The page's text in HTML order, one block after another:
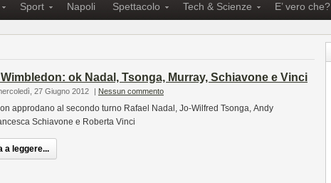
Sport Napoli Spettacolo Tech & Scienze E’ vero che?
ok Nadal, Tsonga, Murray, Schiavone e Vinci
27 Giugno 2012 | Nessun commento
approdano al secondo turno Rafael Nadal, Jo-Wilfred Tsonga, Andy
Schiavone e Roberta Vinci
a leggere...